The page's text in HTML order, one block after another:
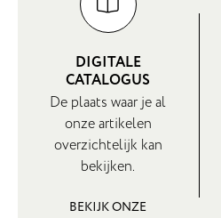
DIGITALE
CATALOGUS
De plaats waar je al
onze artikelen
overzichtelijk kan
bekijken.
BEKIJK ONZE